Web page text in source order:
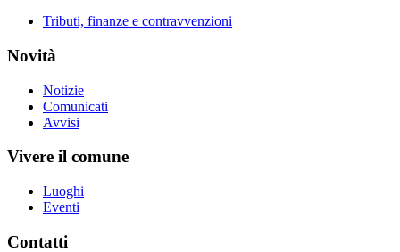
Tributi, finanze e contravvenzioni
Novità
Notizie
Comunicati
Avvisi
Vivere il comune
Luoghi
Eventi
Contatti